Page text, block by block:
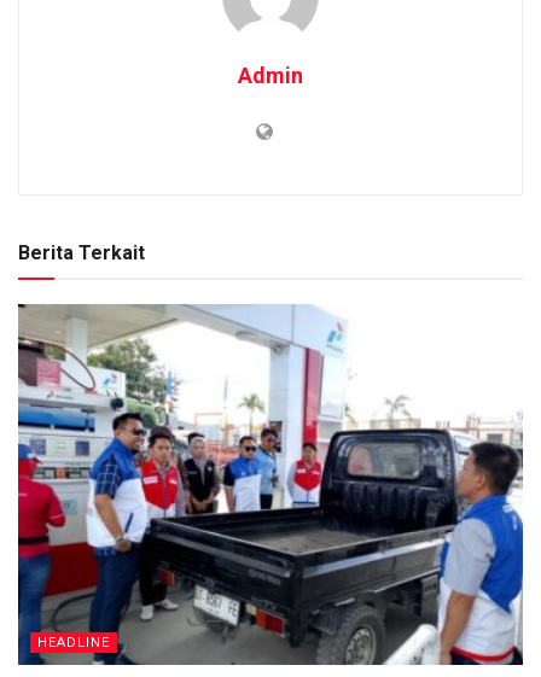
Admin
Berita Terkait
HEADLINE